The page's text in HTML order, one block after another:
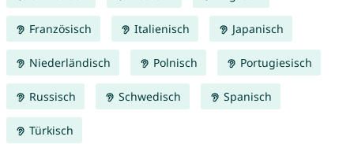
Französisch Italienisch Japanisch
Niederländisch Polnisch Portugiesisch
Russisch Schwedisch Spanisch
Türkisch